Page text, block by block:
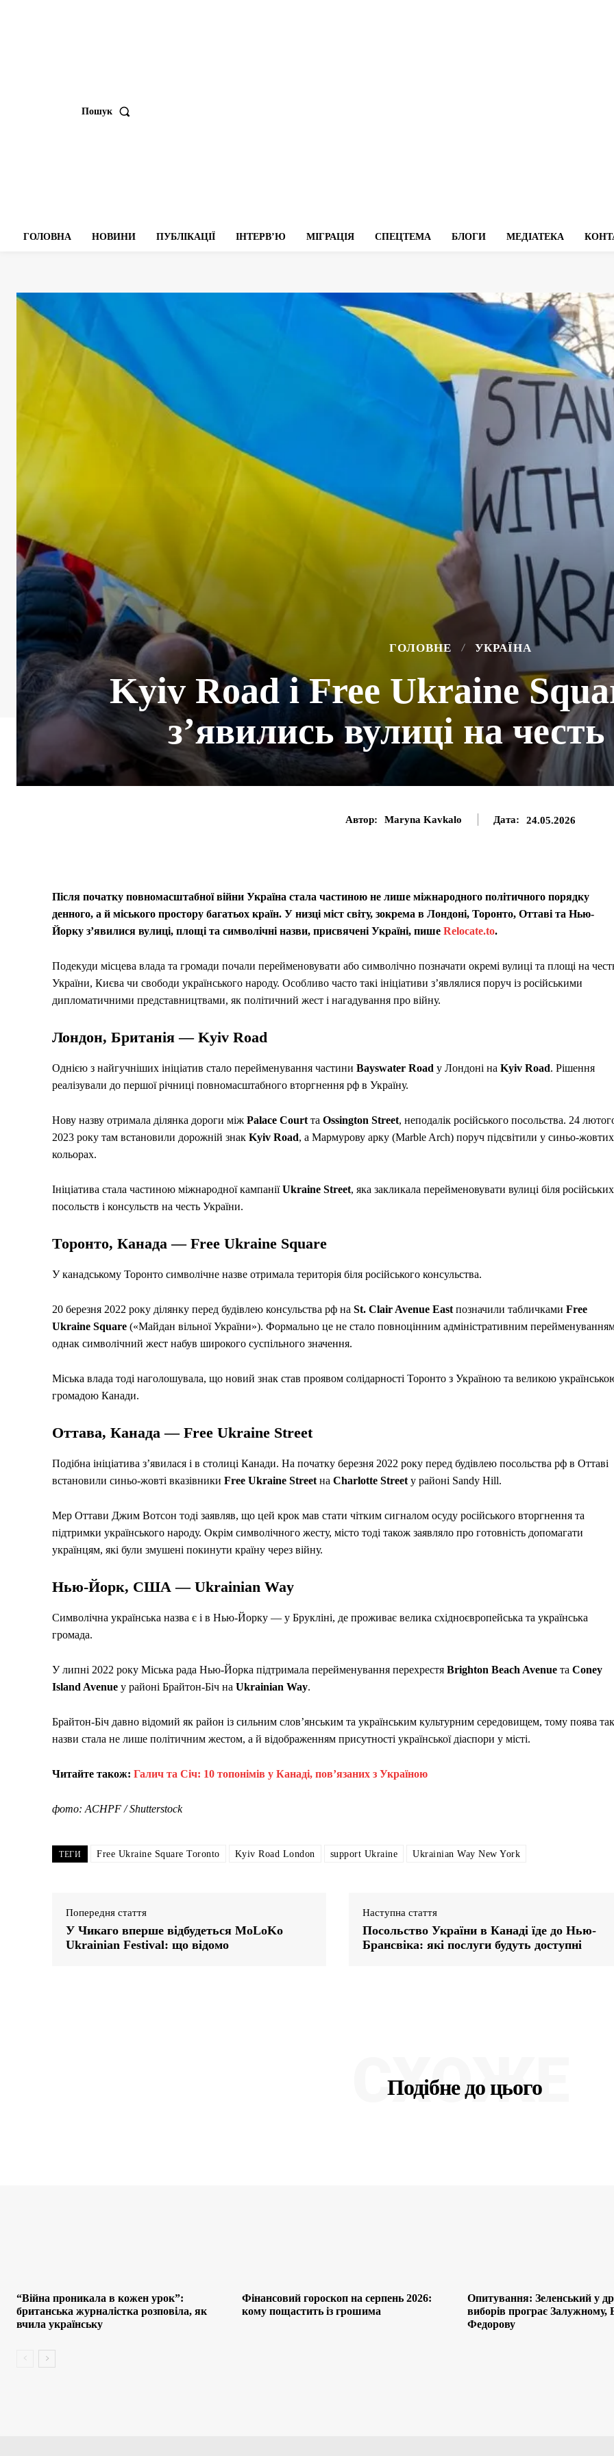
Пошук
ГОЛОВНА НОВИНИ ПУБЛІКАЦІЇ ІНТЕРВʼЮ МІГРАЦІЯ СПЕЦТЕМА БЛОГИ МЕДІАТЕКА
ГОЛОВНЕ УКРАЇНА
Kyiv Road і Free Ukraine
з’явились вулиці на
Автор: Maryna Kavkalo Дата: 24.05.2026
Після початку повномасштабної війни Україна стала частиною не лише міжнародного політичного порядку
денного, а й міського простору багатьох країн. У низці міст світу, зокрема в Лондоні, Торонто, Оттаві та Нью-
Йорку з’явилися вулиці, площі та символічні назви, присвячені Україні, пише Relocate.to.
Подекуди місцева влада та громади почали перейменовувати або символічно позначати окремі вулиці та площі на
України, Києва чи свободи українського народу. Особливо часто такі ініціативи з’являлися поруч із російськими
дипломатичними представництвами, як політичний жест і нагадування про війну.
Лондон, Британія — Kyiv Road
Однією з найгучніших ініціатив стало перейменування частини Bayswater Road у Лондоні на Kyiv Road. Рішення
реалізували до першої річниці повномасштабного вторгнення рф в Україну.
Нову назву отримала ділянка дороги між Palace Court та Ossington Street, неподалік російського посольства. 24
2023 року там встановили дорожній знак Kyiv Road, а Мармурову арку (Marble Arch) поруч підсвітили у синьо-жовтих
кольорах.
Ініціатива стала частиною міжнародної кампаніїUkraine Street, яка закликала перейменовувати вулиці біля російських
посольств і консульств на честь України.
Торонто, Канада — Free Ukraine Square
У канадському Торонто символічнe назвe отримала територія біля російського консульства.
20 березня 2022 року ділянку перед будівлею консульства рф на St. Clair Avenue East позначили табличками Free
Ukraine Square («Майдан вільної України»). Формально це не стало повноцінним адміністративним
однак символічний жест набув широкого суспільного значення.
Міська влада тоді наголошувала, що новий знак став проявом солідарності Торонто з Україною та великою
громадою Канади.
Оттава, Канада — Free Ukraine Street
Подібна ініціатива з’явилася і в столиці Канади. На початку березня 2022 року перед будівлею посольства рф в Оттаві
встановили синьо-жовті вказівники Free Ukraine Street на Charlotte Street у районі Sandy Hill.
Мер Оттави Джим Вотсон тоді заявляв, що цей крок мав стати чітким сигналом осуду російського вторгнення та
підтримки українського народу. Окрім символічного жесту, місто тоді також заявляло про готовність допомагати
українцям, які були змушені покинути країну через війну.
Нью-Йорк, США — Ukrainian Way
Символічна українська назва є і в Нью-Йорку — у Брукліні, де проживає велика східноєвропейська та українська
громада.
У липні 2022 року Міська рада Нью-Йорка підтримала перейменування перехрестя Brighton Beach Avenue та Coney
Island Avenue у районі Брайтон-Біч на Ukrainian Way.
Брайтон-Біч давно відомий як район із сильним слов’янським та українським культурним середовищем, тому поява
назви стала не лише політичним жестом, а й відображенням присутності української діаспори у місті.
Читайте також: Галич та Січ: 10 топонімів у Канаді, пов’язаних з Україною
фото: ACHPF / Shutterstock
ТЕГИ Free Ukraine Square Toronto Kyiv Road London support Ukraine Ukrainian Way New York
Попередня стаття
У Чикаго вперше відбудеться MoLoKo
Ukrainian Festival: що відомо
Наступна стаття
Посольство України в Канаді їде до Нью-
Брансвіка: які послуги будуть доступні
Подібне до цього
СХОЖЕ
“Війна проникала в кожен урок”:
британська журналістка розповіла, як
вчила українську
Фінансовий гороскоп на серпень 2026:
кому пощастить із грошима
Опитування: Зеленський у
виборів програє Залужному,
Федорову